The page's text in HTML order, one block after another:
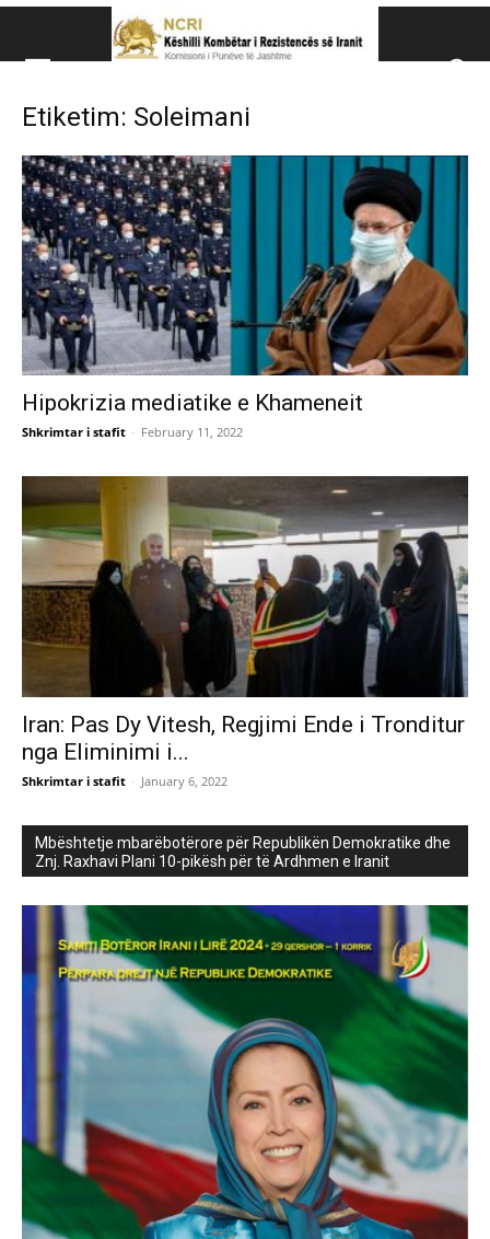
Këshillit Kombëtar të
Këshillit Kombëtar të Rezistencës së Iranit (NCRI)
Etiketim: Soleimani
Hipokrizia mediatike e Khameneit
Shkrimtar i stafit - February 11, 2022
Iran: Pas Dy Vitesh, Regjimi Ende i Tronditur
nga Eliminimi i...
Shkrimtar i stafit - January 6, 2022
Mbështetje mbarëbotërore për Republikën Demokratike dhe
Znj. Raxhavi Plani 10-pikësh për të Ardhmen e Iranit